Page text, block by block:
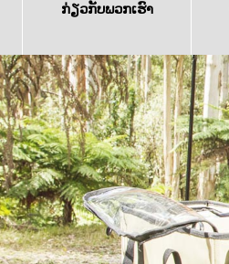
ກ່ຽວ​ກັບ​ພວກ​ເຮົາ